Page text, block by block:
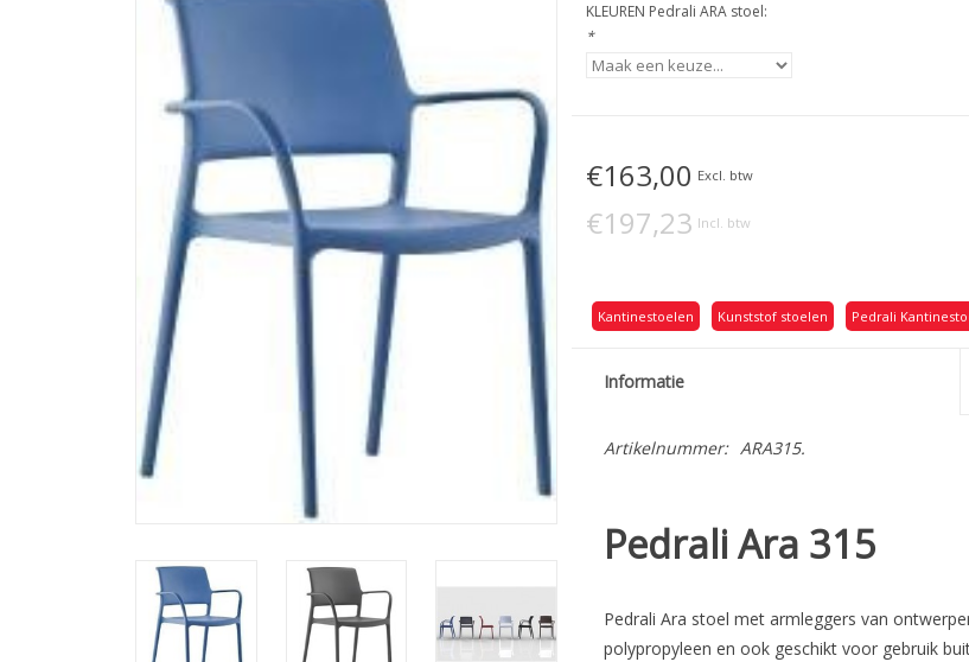
KLEUREN Pedrali ARA stoel:
*
€163,00 Excl. btw
€197,23 Incl. btw
Kantinestoelen Kunststof stoelen Pedrali
Informatie
Artikelnummer: ARA315.
Pedrali Ara 315
Pedrali Ara stoel met armleggers van
polypropyleen en ook geschikt voor gebruik